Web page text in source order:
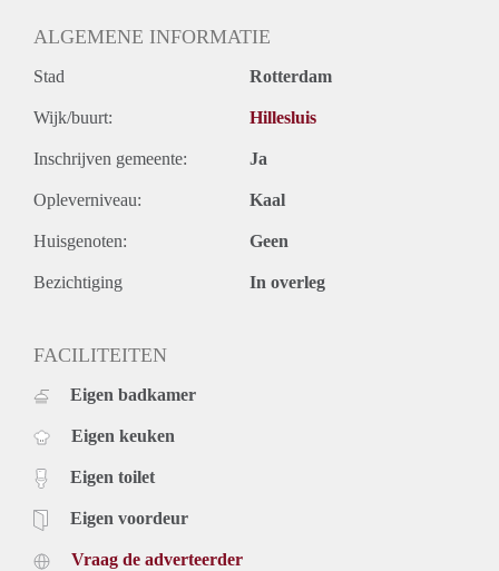
ALGEMENE INFORMATIE
Stad Rotterdam
Wijk/buurt: Hillesluis
Inschrijven gemeente: Ja
Opleverniveau: Kaal
Huisgenoten: Geen
Bezichtiging In overleg
FACILITEITEN
Eigen badkamer
Eigen keuken
Eigen toilet
Eigen voordeur
Vraag de adverteerder